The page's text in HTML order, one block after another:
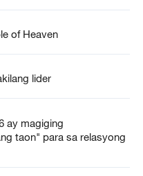
of Heaven
lider
ay magiging
taon" para sa relasyong